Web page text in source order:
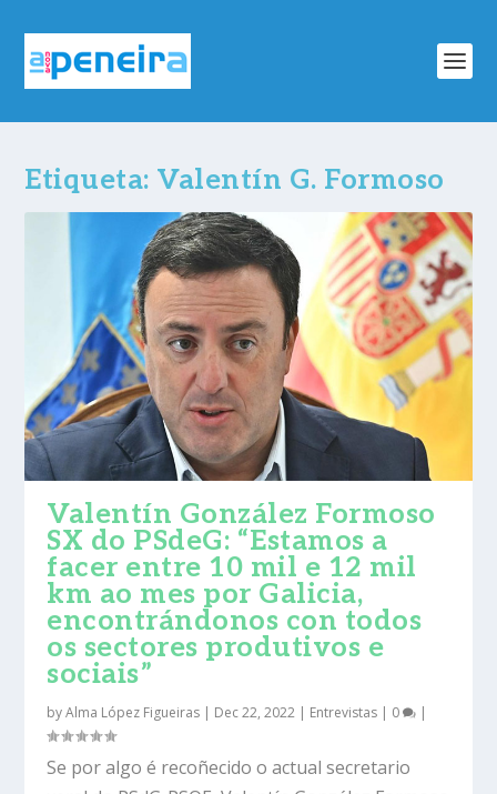
Etiqueta: Valentín G. Formoso
Valentín González Formoso
SX do PSdeG: “Estamos a
facer entre 10 mil e 12 mil
km ao mes por Galicia,
encontrándonos con todos
os sectores produtivos e
sociais”
byAlma López Figueiras | Dec 22, 2022 | Entrevistas | 0 |
Se por algo é recoñecido o actual secretario